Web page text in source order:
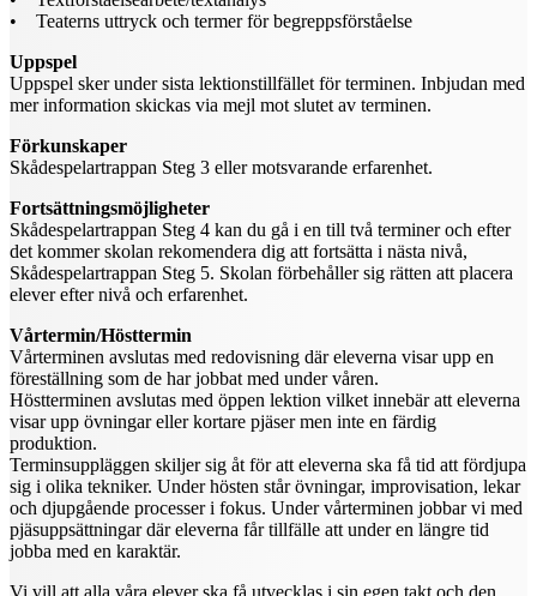
• Teaterns uttryck och termer för begreppsförståelse
Uppspel
Uppspel sker under sista lektionstillfället för terminen. Inbjudan med
mer information skickas via mejl mot slutet av terminen.
Förkunskaper
Skådespelartrappan Steg 3 eller motsvarande erfarenhet.
Fortsättningsmöjligheter
Skådespelartrappan Steg 4 kan du gå i en till två terminer och efter
det kommer skolan rekomendera dig att fortsätta i nästa nivå,
Skådespelartrappan Steg 5. Skolan förbehåller sig rätten att placera
elever efter nivå och erfarenhet.
Vårtermin/Hösttermin
Vårterminen avslutas med redovisning där eleverna visar upp en
föreställning som de har jobbat med under våren.
Höstterminen avslutas med öppen lektion vilket innebär att eleverna
visar upp övningar eller kortare pjäser men inte en färdig
produktion.
Terminsuppläggen skiljer sig åt för att eleverna ska få tid att fördjupa
sig i olika tekniker. Under hösten står övningar, improvisation, lekar
och djupgående processer i fokus. Under vårterminen jobbar vi med
pjäsuppsättningar där eleverna får tillfälle att under en längre tid
jobba med en karaktär.
Vi vill att alla våra elever ska få utvecklas i sin egen takt och den